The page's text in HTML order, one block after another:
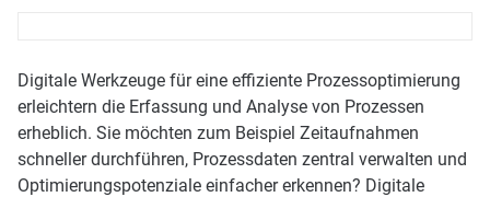
Digitale Werkzeuge für eine effiziente Prozessoptimierung
erleichtern die Erfassung und Analyse von Prozessen
erheblich. Sie möchten zum Beispiel Zeitaufnahmen
schneller durchführen, Prozessdaten zentral verwalten und
Optimierungspotenziale einfacher erkennen? Digitale